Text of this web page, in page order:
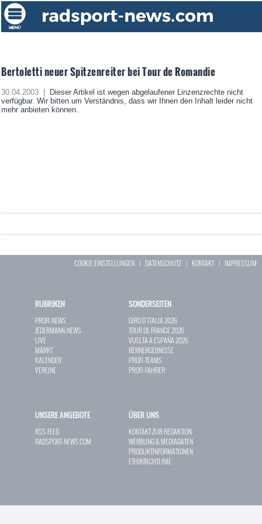
Bertoletti neuer Spitzenreiter bei Tour de Romandie
30.04.2003 |
Dieser Artikel ist wegen abgelaufener Linzenzrechte nicht
verfügbar. Wir bitten um Verständnis, dass wir Ihnen den Inhalt leider nicht
mehr anbieten können.
COOKIE EINSTELLUNGEN | DATENSCHUTZ | KONTAKT| IMPRESSUM
RUBRIKEN
PROFI-NEWS
JEDERMANN-NEWS
LIVE
MARKT
KALENDER
VEREINE
SONDERSEITEN
GIRO D`ITALIA 2026
TOUR DE FRANCE 2026
VUELTA A ESPAÑA 2026
RENNERGEBNISSE
PROFI-TEAMS
PROFI-FAHRER
UNSERE ANGEBOTE
RSS-FEED
RADSPORT-NEWS.COM
ÜBER UNS
KONTAKT ZUR REDAKTION
WERBUNG & MEDIADATEN
PRODUKTINFORMATIONEN
ETHIKRICHTLINIE